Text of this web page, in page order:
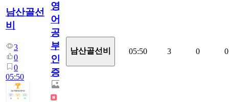
남산골선
비
3
0
0
05:50
영
어
공
부
인
증
남산골선비 05:50 3 0 0